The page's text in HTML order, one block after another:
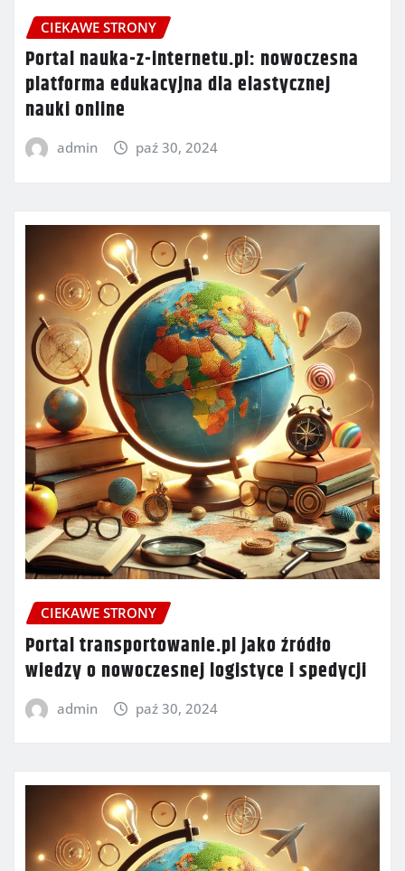
CIEKAWE STRONY
Portal nauka-z-internetu.pl: nowoczesna
platforma edukacyjna dla elastycznej
nauki online
admin paź 30, 2024
CIEKAWE STRONY
Portal transportowanie.pl jako źródło
wiedzy o nowoczesnej logistyce i spedycji
admin paź 30, 2024